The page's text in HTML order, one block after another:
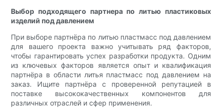
Выбор подходящего партнера по литью пластиковых
изделий под давлением
При выборе партнёра по литью пластмасс под давлением
для вашего проекта важно учитывать ряд факторов,
чтобы гарантировать успех разработки продукта. Одним
из ключевых факторов является опыт и квалификация
партнёра в области литья пластмасс под давлением на
заказ. Ищите партнёра с проверенной репутацией в
поставке высококачественных компонентов для
различных отраслей и сфер применения.